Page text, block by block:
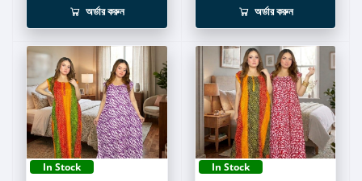
অর্ডার করুন অর্ডার করুন
In Stock In Stock